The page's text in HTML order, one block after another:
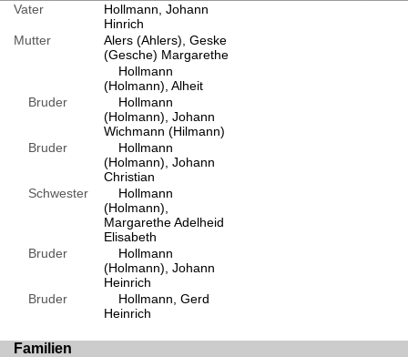
Vater
Hollmann, Johann
Hinrich
Mutter
Alers (Ahlers), Geske
(Gesche) Margarethe
Hollmann
(Holmann), Alheit
Bruder
Hollmann
(Holmann), Johann
Wichmann (Hilmann)
Bruder
Hollmann
(Holmann), Johann
Christian
Schwester
Hollmann
(Holmann),
Margarethe Adelheid
Elisabeth
Bruder
Hollmann
(Holmann), Johann
Heinrich
Bruder
Hollmann, Gerd
Heinrich
Familien